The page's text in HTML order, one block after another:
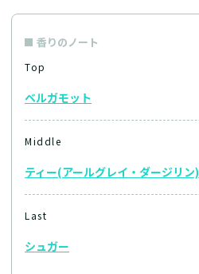
香りのノート
Top
ベルガモット
Middle
ティー(アールグレイ・ダージリン)
Last
シュガー